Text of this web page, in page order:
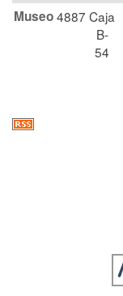
Museo4887 Caja
B-
54